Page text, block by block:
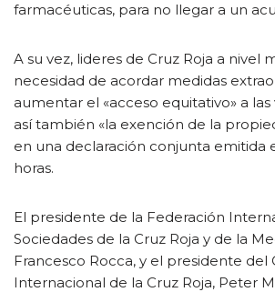
farmacéuticas, para no llegar a un
A su vez, lideres de Cruz Roja a nivel
necesidad de acordar medidas
aumentar el «acceso equitativo» a
así también «la exención de la
en una declaración conjunta emitida
horas.
El presidente de la Federación
Sociedades de la Cruz Roja y de la
Francesco Rocca, y el presidente del
Internacional de la Cruz Roja, Peter